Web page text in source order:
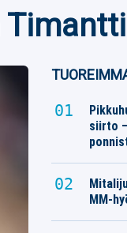
siirto
MM-